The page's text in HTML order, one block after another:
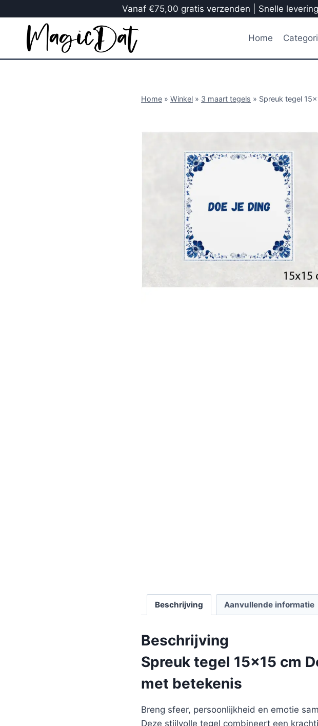
Vanaf €75,00 gratis verzenden | Snelle
Home
Home » Winkel » 3 maart tegels » Spreuk tegel
Beschrijving Aanvullende informatie
Beschrijving
Spreuk tegel 15×15 cm
met betekenis
Breng sfeer, persoonlijkheid en emotie
Deze stijlvolle tegel combineert een